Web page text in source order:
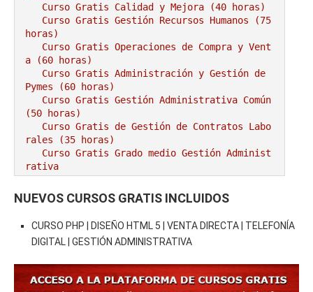
Curso Gratis Calidad y Mejora (40 horas)
Curso Gratis Gestión Recursos Humanos (75
horas)
Curso Gratis Operaciones de Compra y Vent
a (60 horas)
Curso Gratis Administración y Gestión de
Pymes (60 horas)
Curso Gratis Gestión Administrativa Común
(50 horas)
Curso Gratis de Gestión de Contratos Labo
rales (35 horas)
Curso Gratis Grado medio Gestión Administ
rativa
# CURSOS GRATIS AGRICULTURA/GANADERÍA
Curso Gratis Riesgos Específicos en Mata
deros de Aves y Conejos (25 horas)
Curso Gratis Cultivo y Recolección de Fr
utas (60 horas)
horas)
Curso Gratis Bienestar Animal en el Tran
NUEVOS CURSOS GRATIS INCLUIDOS
CURSO PHP | DISEÑO HTML 5 | VENTA DIRECTA | TELEFONÍA
DIGITAL | GESTIÓN ADMINISTRATIVA